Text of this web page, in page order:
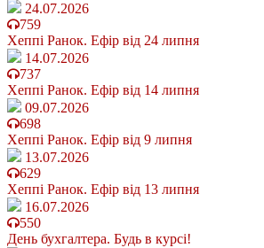
24.07.2026
759
Хеппі Ранок. Ефір від 24 липня
14.07.2026
737
Хеппі Ранок. Ефір від 14 липня
09.07.2026
698
Хеппі Ранок. Ефір від 9 липня
13.07.2026
629
Хеппі Ранок. Ефір від 13 липня
16.07.2026
550
День бухгалтера. Будь в курсі!